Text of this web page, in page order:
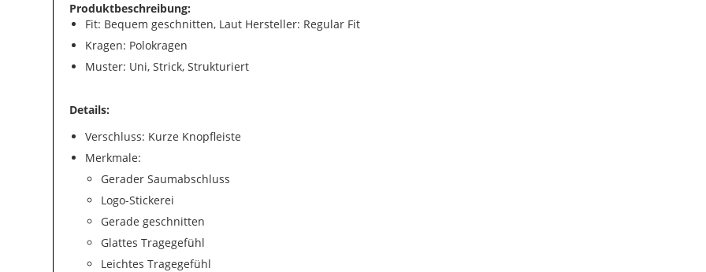
Produktbeschreibung:
Fit: Bequem geschnitten, Laut Hersteller: Regular Fit
Kragen: Polokragen
Muster: Uni, Strick, Strukturiert
Details:
Verschluss: Kurze Knopfleiste
Merkmale:
Gerader Saumabschluss
Logo-Stickerei
Gerade geschnitten
Glattes Tragegefühl
Leichtes Tragegefühl